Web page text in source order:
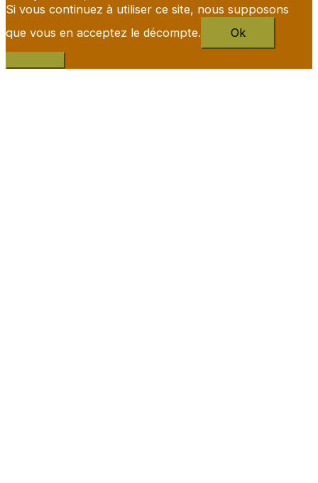
Si vous continuez à utiliser ce site, nous supposons
que vous en acceptez le décompte.
Ok